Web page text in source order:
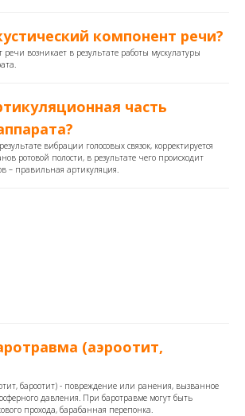
компонент речи?
возникает в результате работы мускулатуры
часть
вибрации голосовых связок, корректируется
ротовой полости, в результате чего происходит
– правильная артикуляция.
(аэроотит,
бароотит) - повреждение или ранения, вызванное
давления. При баротравме могут быть
прохода, барабанная перепонка.